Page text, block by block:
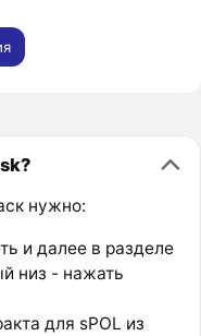
нужно:
и далее в разделе
низ - нажать
для sPOL из